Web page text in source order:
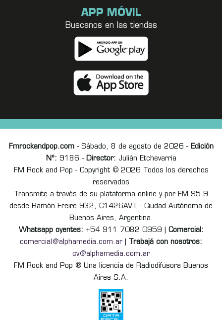
APP MÓVIL
Buscanos en las tiendas
Fmrockandpop.com- Sábado, 8 de agosto de 2026 - Edición
Nº: 9186 - Director: Julián Etchevarria
FM Rock and Pop - Copyright © 2026 Todos los derechos
reservados
Transmite a través de su plataforma online y por FM 95.9
desde Ramón Freire 932, C1426AVT - Ciudad Autónoma de
Buenos Aires, Argentina.
Whatsapp oyentes: +54 911 7082 0959 | Comercial:
comercial@alphamedia.com.ar
Trabajá con nosotros:
cv@alphamedia.com.ar
FM Rock and Pop ® Una licencia de Radiodifusora Buenos
Aires S.A.